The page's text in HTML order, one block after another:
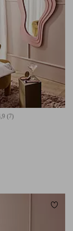
7 bedømmelser
(7)